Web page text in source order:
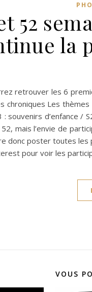
52
la
retrouver les 6
chroniques Les
: souvenirs d’enfance /
mais l’envie de
donc poster toutes les
pour voir les
VOUS